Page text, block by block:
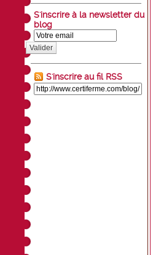
S'inscrire à la newsletter du
blog
Valider
S'inscrire au fil RSS